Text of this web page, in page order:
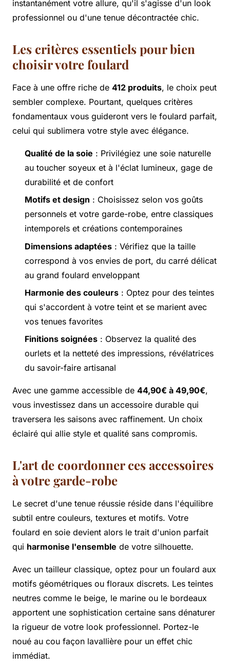
instantanément votre allure, qu'il s'agisse d'un look
professionnel ou d'une tenue décontractée chic.
Les critères essentiels pour bien
choisir votre foulard
Face à une offre riche de 412 produits, le choix peut
sembler complexe. Pourtant, quelques critères
fondamentaux vous guideront vers le foulard parfait,
celui qui sublimera votre style avec élégance.
Qualité de la soie : Privilégiez une soie naturelle
au toucher soyeux et à l'éclat lumineux, gage de
durabilité et de confort
Motifs et design : Choisissez selon vos goûts
personnels et votre garde-robe, entre classiques
intemporels et créations contemporaines
Dimensions adaptées : Vérifiez que la taille
correspond à vos envies de port, du carré délicat
au grand foulard enveloppant
Harmonie des couleurs : Optez pour des teintes
qui s'accordent à votre teint et se marient avec
vos tenues favorites
Finitions soignées : Observez la qualité des
ourlets et la netteté des impressions, révélatrices
du savoir-faire artisanal
Avec une gamme accessible de 44,90€ à 49,90€,
vous investissez dans un accessoire durable qui
traversera les saisons avec raffinement. Un choix
éclairé qui allie style et qualité sans compromis.
L'art de coordonner ces accessoires
à votre garde-robe
Le secret d'une tenue réussie réside dans l'équilibre
subtil entre couleurs, textures et motifs. Votre
foulard en soie devient alors le trait d'union parfait
qui harmonise l'ensemble de votre silhouette.
Avec un tailleur classique, optez pour un foulard aux
motifs géométriques ou floraux discrets. Les teintes
neutres comme le beige, le marine ou le bordeaux
apportent une sophistication certaine sans dénaturer
la rigueur de votre look professionnel. Portez-le
noué au cou façon lavallière pour un effet chic
immédiat.